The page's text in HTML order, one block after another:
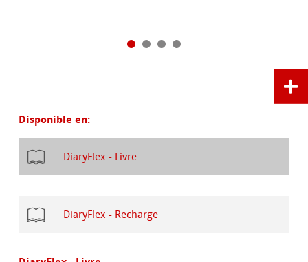
Disponible en:
DiaryFlex - Livre
DiaryFlex - Recharge